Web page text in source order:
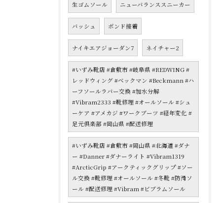
生ゴムソール ニューバランススニーカー
バッシュ ボンド接着
ナイキエアジョーダン7 ネイチャー2
#いずみ靴店 #倉敷市 #岐阜県 #REDWING #
レッドウィング #ベックマン #Beckmann #ハ
ーフソールラバー交換 #加水分解
#Vibram2333 #靴修理 #オールソール #シュ
ーケア #アメカジ #ワークブーツ #経年変化 #
足元倶楽部 #岡山県 #配送修理
#いずみ靴店 #倉敷市 #岡山県 #北海道 #ダナ
ー #Danner #ダナーライト #Vibram1319
#ArcticGrip #アークティックグリップ #ソー
ル交換 #靴修理 #オールソール #冬靴 #防滑ソ
ール #配送修理 #Vibram #ビブラムソール